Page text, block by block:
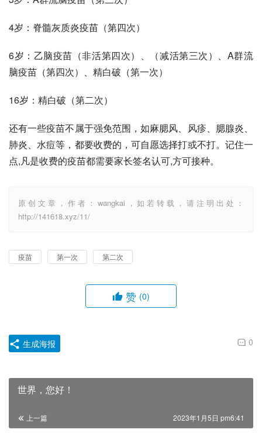
4岁：脊髓灰质炎疫苗（第四次）
6岁：乙脑疫苗（非活第四次）、（减活第三次）、A群流
脑疫苗（第四次）、精白破（第一次）
16岁：精白破（第二次）
还有一些疫苗不属于强免范围，如麻腮风、风疹、腮腺炎、
肺炎、水痘等，都要收费的，可自愿选择打或不打。记住一
点,凡是收费的疫苗都需要家长签名认可,方可接种。
原创文章，作者：wangkai，如若转载，请注明出处：
http://141618.xyz/11/
疫苗 第一次 第二次
赞 (0)
0
生成海报
世界，您好！
上一篇 2023年1月5日 pm6:41